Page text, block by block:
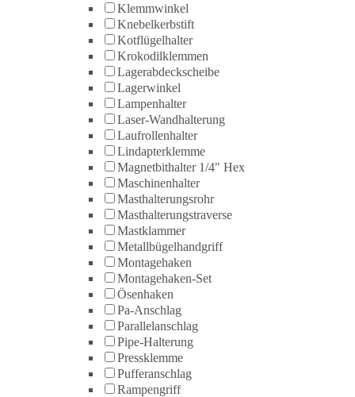
Klemmwinkel
Knebelkerbstift
Kotflügelhalter
Krokodilklemmen
Lagerabdeckscheibe
Lagerwinkel
Lampenhalter
Laser-Wandhalterung
Laufrollenhalter
Lindapterklemme
Magnetbithalter 1/4" Hex
Maschinenhalter
Masthalterungsrohr
Masthalterungstraverse
Mastklammer
Metallbügelhandgriff
Montagehaken
Montagehaken-Set
Ösenhaken
Pa-Anschlag
Parallelanschlag
Pipe-Halterung
Pressklemme
Pufferanschlag
Rampengriff